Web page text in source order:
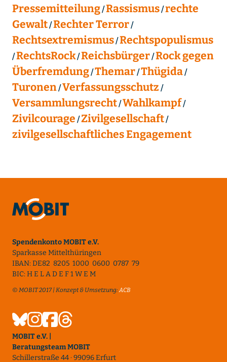
Pressemitteilung Rassismus rechte
Gewalt Rechter Terror
Rechtsextremismus Rechtspopulismus
RechtsRock Reichsbürger Rock gegen
Überfremdung Themar Thügida
Turonen Verfassungsschutz
Versammlungsrecht Wahlkampf
Zivilcourage Zivilgesellschaft
zivilgesellschaftliches Engagement
Spendenkonto MOBIT e.V.
Sparkasse Mittelthüringen
IBAN: DE82 8205 1000 0600 0787 79
BIC: H E L A D E F 1 W E M
© MOBIT 2017 | Konzept & Umsetzung:ACB
MOBIT e.V. |
Beratungsteam MOBIT
Schillerstraße 44 · 99096 Erfurt